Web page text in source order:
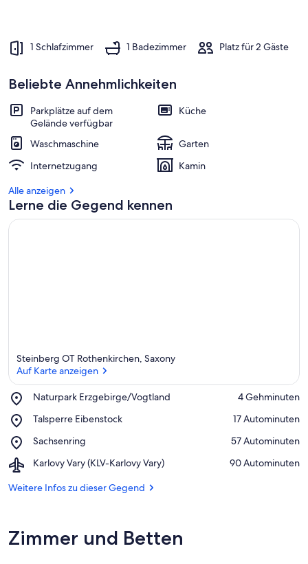
1 Schlafzimmer 1 Badezimmer Platz für 2 Gäste
Beliebte Annehmlichkeiten
Parkplätze auf dem
Gelände verfügbar
Küche
Waschmaschine
Garten
Internetzugang
Kamin
Alle anzeigen
Lerne die Gegend kennen
Steinberg OT Rothenkirchen, Saxony
Auf Karte anzeigen
Naturpark Erzgebirge/Vogtland
Place,
Erzgebirge/Vogtland
‪4 Gehminuten‬
Talsperre Eibenstock
Place,
Eibenstock
‪17 Autominuten‬
Sachsenring
Place,
‪57 Autominuten‬
Karlovy Vary (KLV-Karlovy Vary)
Airport,
Vary
‪90 Autominuten‬
Weitere Infos zu dieser Gegend
Zimmer und Betten